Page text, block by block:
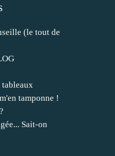
(le tout de
tableaux
tamponne !
Sait-on